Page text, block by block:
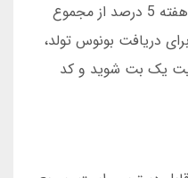
بازی انفجار، بونوس وفاداری هر هفته 5 درصد از مجموع
دریافت بونوس تولد،
یک بت شوید و کد